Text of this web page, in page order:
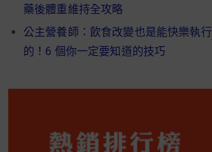
藥後體重維持全攻略
公主營養師：飲食改變也是能快樂執行
的！6 個你一定要知道的技巧